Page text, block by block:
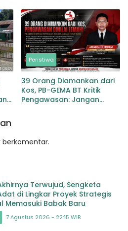
Peristiwa
39 Orang Diamankan dari
Kos, PB-GEMA BT Kritik
Pengawasan: Jangan
berkomentar.
Terwujud, Sengketa
di Lingkar Proyek Strategis
Memasuki Babak Baru
7 Agustus 2026 - 22:15 WIB